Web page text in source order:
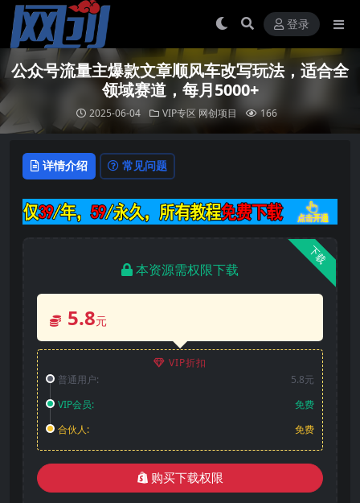
登录
公众号流量主爆款文章顺风车改写玩法，适合全
领域赛道，每月5000+
2025-06-04 VIP专区 网创项目 166
详情介绍 常见问题
下载
本资源需权限下载
5.8元
VIP折扣
普通用户:
5.8元
VIP会员:
免费
合伙人:
免费
购买下载权限